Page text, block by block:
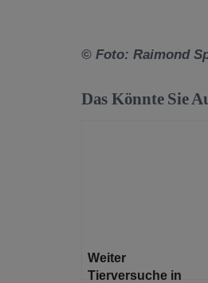
© Foto: Raimond
Das Könnte Sie
Weiter
Tierversuche in